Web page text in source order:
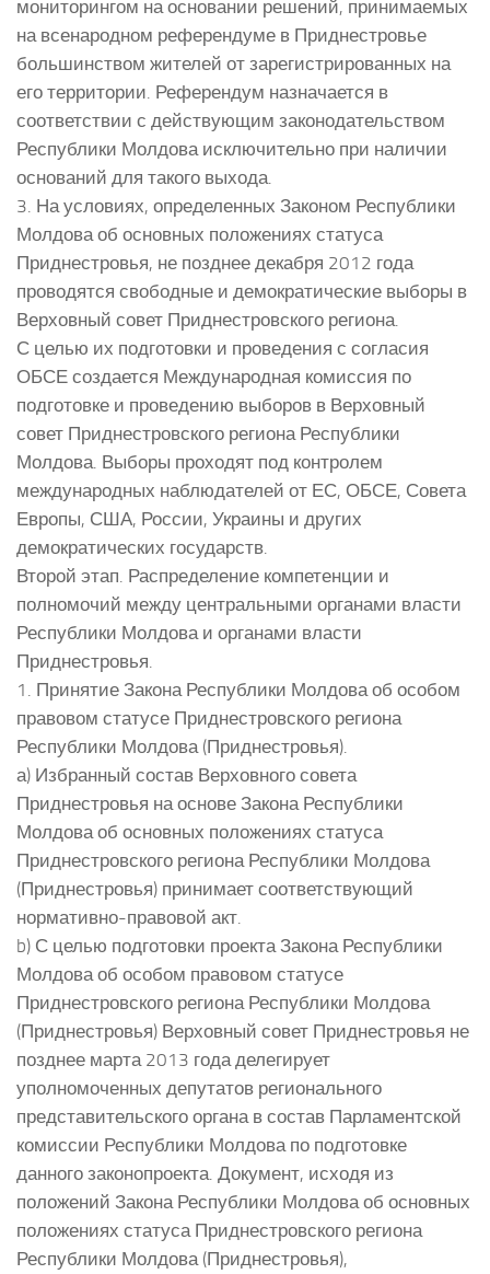
мониторингом на основании решений, принимаемых
на всенародном референдуме в Приднестровье
большинством жителей от зарегистрированных на
его территории. Референдум назначается в
соответствии с действующим законодательством
Республики Молдова исключительно при наличии
оснований для такого выхода.
3. На условиях, определенных Законом Республики
Молдова об основных положениях статуса
Приднестровья, не позднее декабря 2012 года
проводятся свободные и демократические выборы в
Верховный совет Приднестровского региона.
С целью их подготовки и проведения с согласия
ОБСЕ создается Международная комиссия по
подготовке и проведению выборов в Верховный
совет Приднестровского региона Республики
Молдова. Выборы проходят под контролем
международных наблюдателей от ЕС, ОБСЕ, Совета
Европы, США, России, Украины и других
демократических государств.
Второй этап. Распределение компетенции и
полномочий между центральными органами власти
Республики Молдова и органами власти
Приднестровья.
1. Принятие Закона Республики Молдова об особом
правовом статусе Приднестровского региона
Республики Молдова (Приднестровья).
а) Избранный состав Верховного совета
Приднестровья на основе Закона Республики
Молдова об основных положениях статуса
Приднестровского региона Республики Молдова
(Приднестровья) принимает соответствующий
нормативно-правовой акт.
b) С целью подготовки проекта Закона Республики
Молдова об особом правовом статусе
Приднестровского региона Республики Молдова
(Приднестровья) Верховный совет Приднестровья не
позднее марта 2013 года делегирует
уполномоченных депутатов регионального
представительского органа в состав Парламентской
комиссии Республики Молдова по подготовке
данного законопроекта. Документ, исходя из
положений Закона Республики Молдова об основных
положениях статуса Приднестровского региона
Республики Молдова (Приднестровья),